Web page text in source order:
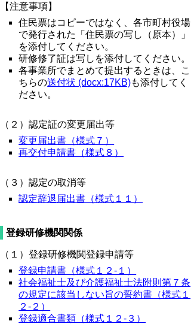
【注意事項】
住民票はコピーではなく、各市町村役場
で発行された「住民票の写し（原本）」
を添付してください。
研修修了証は写しを添付してください。
各事業所でまとめて提出するときは、こ
ちらの送付状 (docx:17KB)も添付してく
ださい。
（２）認定証の変更届出等
変更届出書（様式７）
再交付申請書（様式８）
（３）認定の取消等
認定辞退届出書（様式１１）
登録研修機関関係
（１）登録研修機関登録申請等
登録申請書（様式１２-１）
社会福祉士及び介護福祉士法附則第７条
の規定に該当しない旨の誓約書（様式１
２-２）
登録適合書類（様式１２-３）